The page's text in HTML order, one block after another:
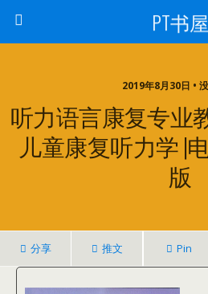
PT书屋
2019年8月30日 •
听力语言康复专业
儿童康复听力学 |
版
分享 推文 Pin